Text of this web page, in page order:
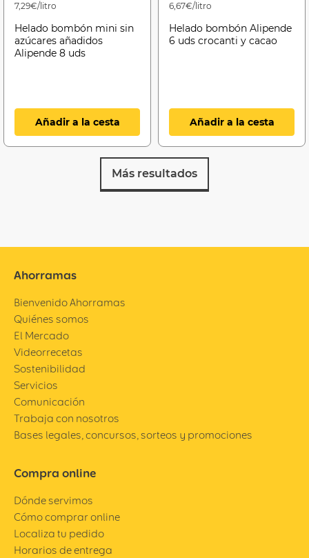
7,29€/litro
Helado bombón mini sin
azúcares añadidos
Alipende 8 uds
Añadir a la cesta
6,67€/litro
Helado bombón Alipende
6 uds crocanti y cacao
Añadir a la cesta
Más resultados
Ahorramas
Bienvenido Ahorramas
Quiénes somos
El Mercado
Videorrecetas
Sostenibilidad
Servicios
Comunicación
Trabaja con nosotros
Bases legales, concursos, sorteos y promociones
Compra online
Dónde servimos
Cómo comprar online
Localiza tu pedido
Horarios de entrega